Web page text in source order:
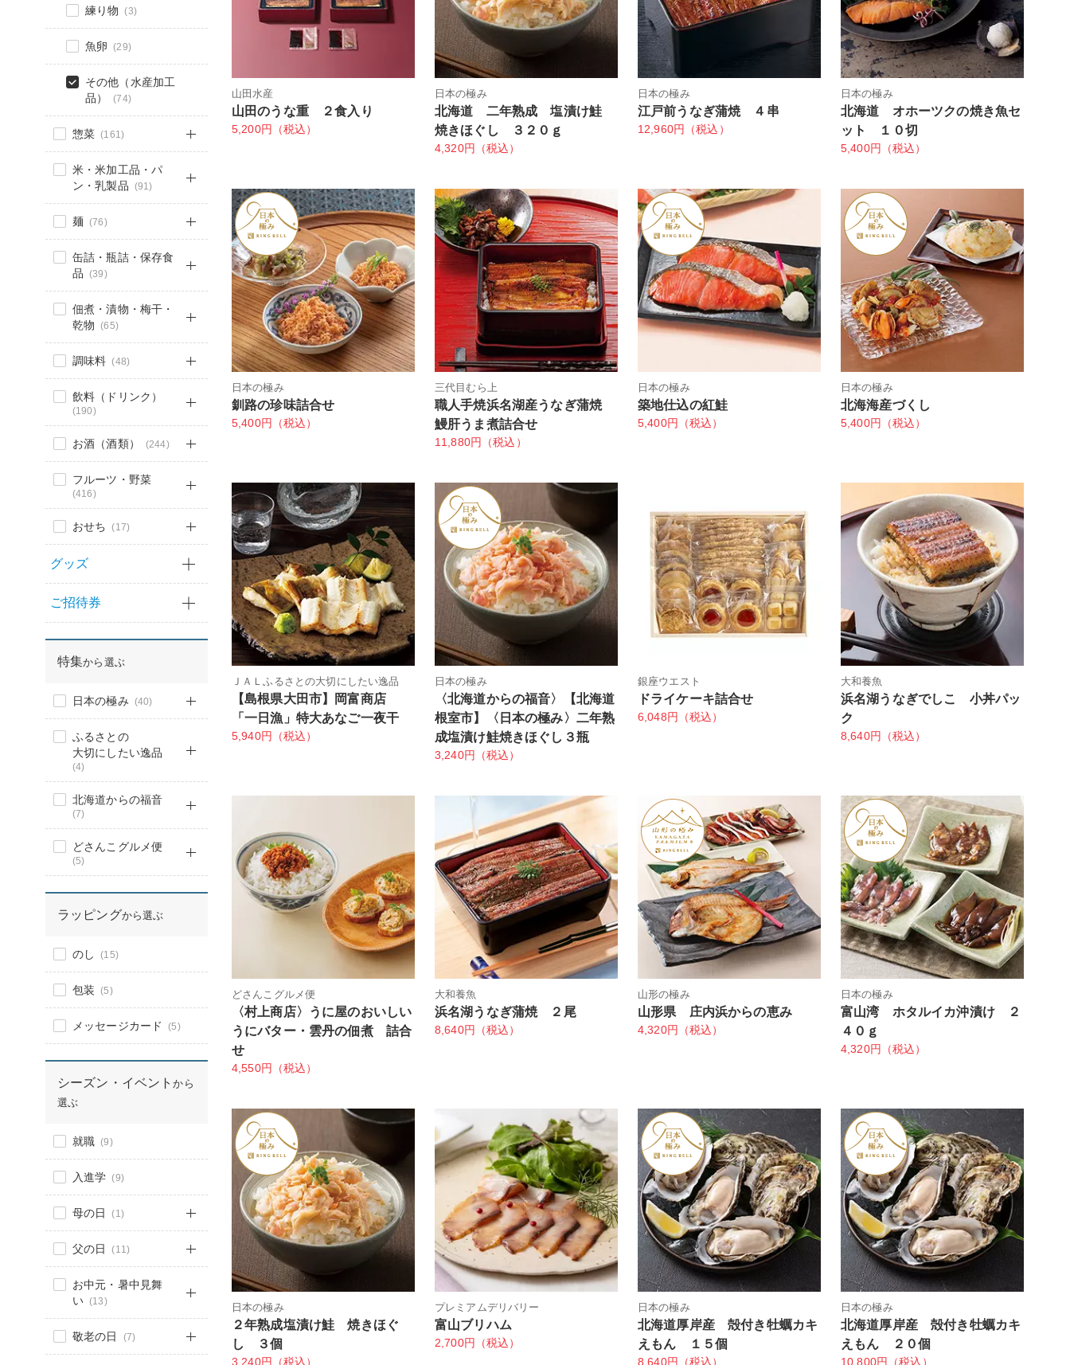
練り物 (3)
魚卵 (29)
その他（水産加工
品）
(74)
惣菜 (161)
米・米加工品・パ
ン・乳製品 (91)
麺 (76)
缶詰・瓶詰・保存食
品 (39)
佃煮・漬物・梅干・
乾物 (65)
調味料 (48)
飲料（ドリンク）
(190)
お酒（酒類） (244)
フルーツ・野菜
(416)
おせち (17)
グッズ
ご招待券
特集から選ぶ
日本の極み (40)
ふるさとの
大切にしたい逸品
(4)
北海道からの福音
(7)
どさんこグルメ便
(5)
ラッピングから選ぶ
のし (15)
包装 (5)
メッセージカード (5)
シーズン・イベントから
選ぶ
就職 (9)
入進学 (9)
母の日 (1)
父の日 (11)
お中元・暑中見舞
い (13)
敬老の日 (7)
山田水産
山田のうな重 ２食入り
5,200円（税込）
日本の極み
北海道 二年熟成 塩漬け鮭
焼きほぐし ３２０ｇ
4,320円（税込）
日本の極み
江戸前うなぎ蒲焼 ４串
12,960円（税込）
日本の極み
北海道 オホーツクの焼き魚セ
ット １０切
5,400円（税込）
日本の極み
釧路の珍味詰合せ
5,400円（税込）
三代目むら上
職人手焼浜名湖産うなぎ蒲焼
鰻肝うま煮詰合せ
11,880円（税込）
日本の極み
築地仕込の紅鮭
5,400円（税込）
日本の極み
北海海産づくし
5,400円（税込）
ＪＡＬふるさとの大切にしたい逸品
【島根県大田市】岡富商店
「一日漁」特大あなご一夜干
5,940円（税込）
日本の極み
〈北海道からの福音〉【北海道
根室市】〈日本の極み〉二年熟
成塩漬け鮭焼きほぐし３瓶
3,240円（税込）
銀座ウエスト
ドライケーキ詰合せ
6,048円（税込）
大和養魚
浜名湖うなぎでしこ 小丼パッ
ク
8,640円（税込）
どさんこグルメ便
〈村上商店〉うに屋のおいしい
うにバター・雲丹の佃煮 詰合
せ
4,550円（税込）
大和養魚
浜名湖うなぎ蒲焼 ２尾
8,640円（税込）
山形の極み
山形県 庄内浜からの恵み
4,320円（税込）
日本の極み
富山湾 ホタルイカ沖漬け ２
４０ｇ
4,320円（税込）
日本の極み
２年熟成塩漬け鮭 焼きほぐ
し ３個
3,240円（税込）
プレミアムデリバリー
富山ブリハム
2,700円（税込）
日本の極み
北海道厚岸産 殻付き牡蠣カキ
えもん １５個
8,640円（税込）
日本の極み
北海道厚岸産 殻付き牡蠣カキ
えもん ２０個
10,800円（税込）